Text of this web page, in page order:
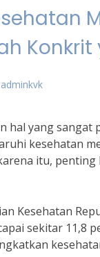
adminkvk
hal yang
kesehatan
itu,
Kesehatan
sekitar 11,8